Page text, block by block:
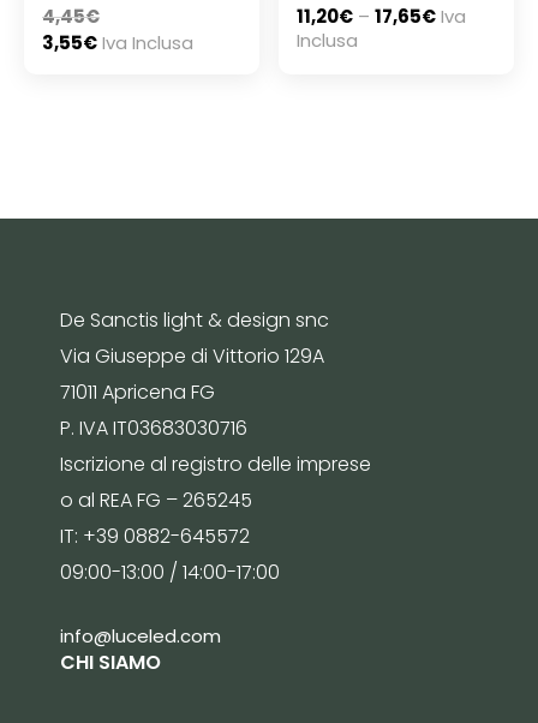
4,45€
3,55€Iva Inclusa
11,20€ –17,65€Iva
Inclusa
De Sanctis light & design snc
Via Giuseppe di Vittorio 129A
71011 Apricena FG
P. IVA IT03683030716
Iscrizione al registro delle imprese
o al REA FG – 265245
IT: +39 0882-645572
09:00-13:00 / 14:00-17:00
info@luceled.com
CHI SIAMO